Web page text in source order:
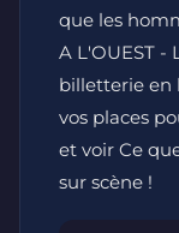
que les
A L'OUEST -
billetterie en
vos places
et voir Ce
sur scène !